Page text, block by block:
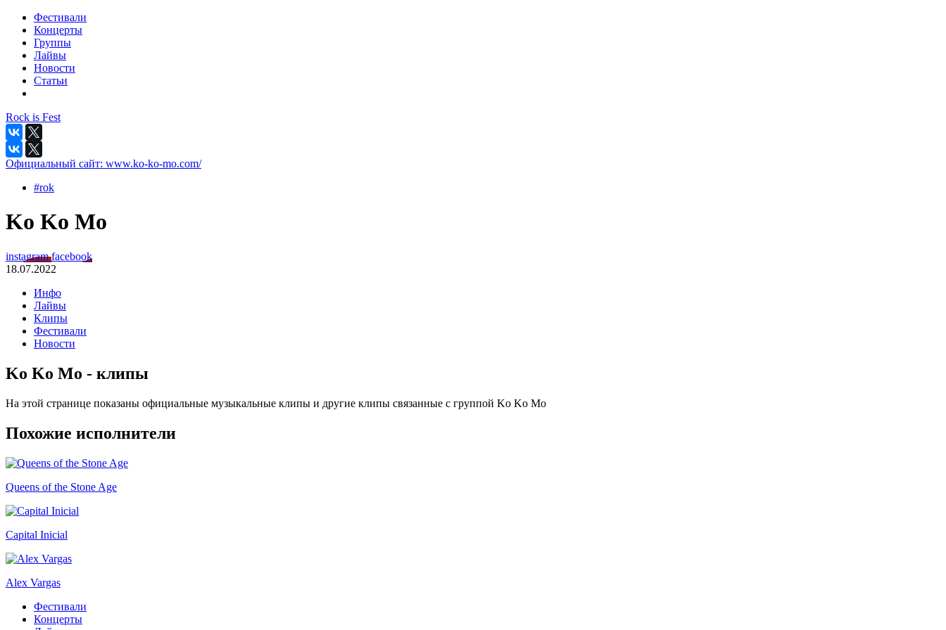
Фестивали
Концерты
Группы
Лайвы
Новости
Статьи
Rock is Fest
Официальный сайт: www.ko-ko-mo.com/
#rok
Ko Ko Mo
instagramfacebook
18.07.2022
Инфо
Лайвы
Клипы
Фестивали
Новости
Ko Ko Mo - клипы
На этой странице показаны официальные музыкальные клипы и другие клипы связанные с группой Ko Ko Mo
Похожие исполнители
Queens of the Stone Age
Capital Inicial
Alex Vargas
Фестивали
Концерты